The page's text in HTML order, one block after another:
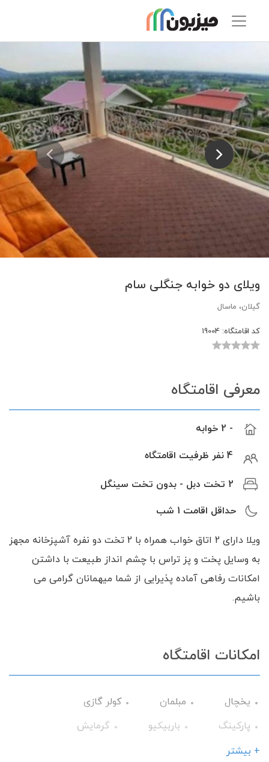
ویلای دو خوابه جنگلی سام
گیلان، ماسال
کد اقامتگاه:
معرفی اقامتگاه
- 2 خوابه
4 نفر ظرفیت اقامتگاه
2 تخت دبل - بدون تخت سینگل
حداقل اقامت 1 شب
ویلا دارای 2 اتاق خواب همراه با 2 تخت دو نفره آشپزخانه مجهز
به وسایل پخت و پز تراس با چشم انداز طبیعت با داشتن
امکانات رفاهی آماده پذیرایی از شما میهمانان گرامی می
باشیم.
امکانات اقامتگاه
یخچال مبلمان
کولر گازی
پارکینگ
باربیکیو
گرمایش
وسایل آشپزی
+ بیشتر